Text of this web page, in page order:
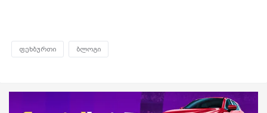
ფეხბურთი ბლოგი